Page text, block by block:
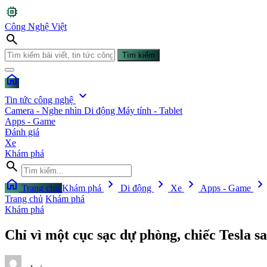
memory
Công Nghệ Việt
search
Tìm kiếm
home
Tin tức công nghệ expand_more
Camera - Nghe nhìn Di động Máy tính - Tablet
Apps - Game
Đánh giá
Xe
Khám phá
search
home Trang chủ Khám phá chevron_right Di động chevron_right Xe chevron_right Apps - Game chevron_right
Trang chủ Khám phá
Khám phá
Chỉ vì một cục sạc dự phòng, chiếc Tesla